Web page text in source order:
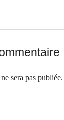
sera pas publiée.